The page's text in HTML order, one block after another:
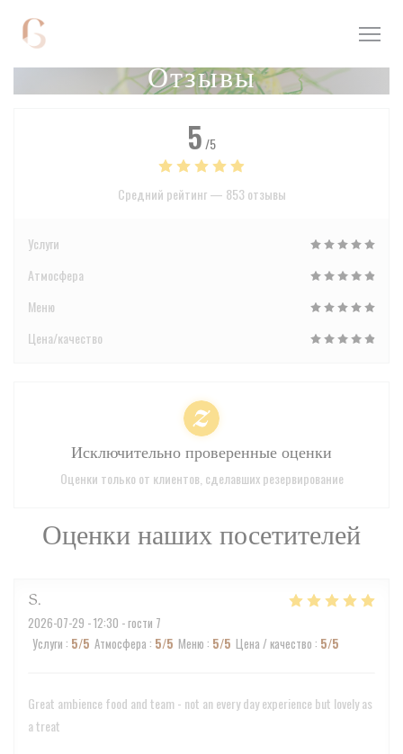
Панель управления cookies
Отзывы
Оценки наших посетителей
S
2026-07-29 - 12:30 - гости 7
Услуги : 5/5 Атмосфера : 5/5 Меню : 5/5 Цена / качество : 5/5
Great ambience food and team - not an every day experience but lovely as
a treat
5 /5
Средний рейтинг — 853 отзывы
Услуги
Атмосфера
Меню
Цена/качество
Исключительно проверенные оценки
Оценки только от клиентов, сделавших резервирование